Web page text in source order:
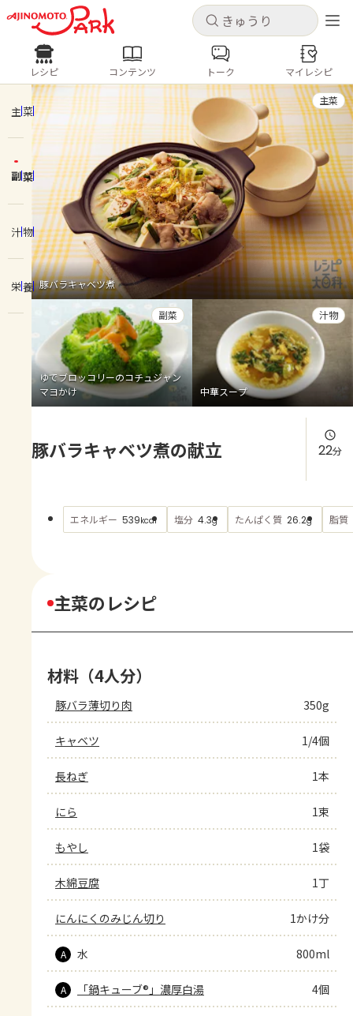
キャンセル
ログインするとレシピを保存できます
ログイン 新規登録
ホーム
コンテンツ
レシピ
トーク
よくあるお問い合わせ
お買い物
AJINOMOTO PARK とは
キャンセル
レシピ コンテンツ
人気の食材・レシピ
きゅうり なす トマト
とうもろこし
ピーマン
みょうが ゴーヤ
レシピ コンテンツ トーク マイレシピ
主菜
副菜
汁物
栄養 豚バラキャベツ煮
主菜
ゆでブロッコリーのコチュジャン
マヨかけ
副菜
中華スープ
汁物
豚バラキャベツ煮の献立 22分
エネルギー 539kcal 塩分 4.3g たんぱく質 26.2g 脂質
主菜のレシピ
材料（4人分）
豚バラ薄切り肉 350g
キャベツ 1/4個
長ねぎ 1本
にら 1束
もやし 1袋
木綿豆腐 1丁
にんにくのみじん切り 1かけ分
A 水 800ml
A 「鍋キューブ®」濃厚白湯 4個